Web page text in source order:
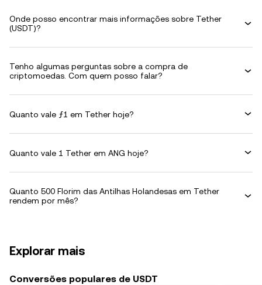
Onde posso encontrar mais informações sobre Tether
(USDT)?
Tenho algumas perguntas sobre a compra de
criptomoedas. Com quem posso falar?
Quanto vale ƒ1 em Tether hoje?
Quanto vale 1 Tether em ANG hoje?
Quanto 500 Florim das Antilhas Holandesas em Tether
rendem por mês?
Explorar mais
Conversões populares de USDT